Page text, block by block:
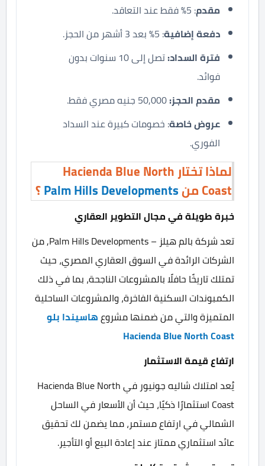
مقدم: 5% فقط عند التعاقد.
دفعة إضافية: 5% بعد 3 أشهر من الحجز.
فترة السداد:
تصل إلى 10 سنوات بدون
فوائد.
مقدم الحجز:
عروض خاصة: خصومات كبيرة عند السداد
الفوري.
لماذا تختار Hacienda Blue North
Coast من
؟
خبرة طويلة في مجال التطوير العقاري
تعد شركة بالم هيلز – Palm Hills Developments, من
الشركات الرائدة في السوق العقاري المصري، حيث
تمتلك تاريخًا حافلًا بالمشروعات الناجحة، بما في ذلك
الكمبوندات السكنية الفاخرة، والمشروعات الساحلية
المتميزة والتي من ضمنها مشروعهاسيندا بلو
Hacienda Blue North Coast
ارتفاع قيمة الاستثمار
يُعد امتلاك شاليه جونيور في Hacienda Blue North
Coast استثمارًا ذكيًا، حيث أن الأسعار في الساحل
الشمالي في ارتفاع مستمر، مما يضمن لك تحقيق
عائد استثماري ممتاز عند إعادة البيع أو التأجير.